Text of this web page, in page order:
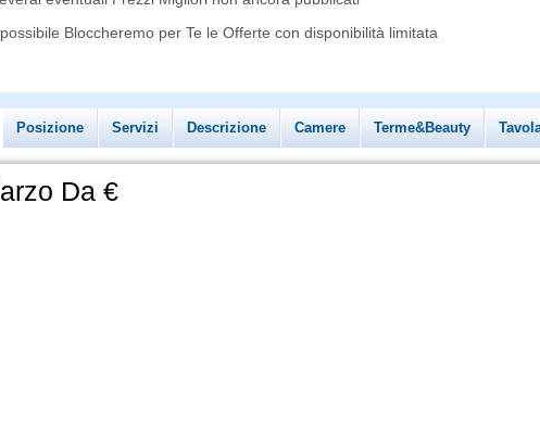
Bloccheremo per Te le Offerte con disponibilità limitata
Posizione Servizi Descrizione Camere Terme&Beauty
Da €